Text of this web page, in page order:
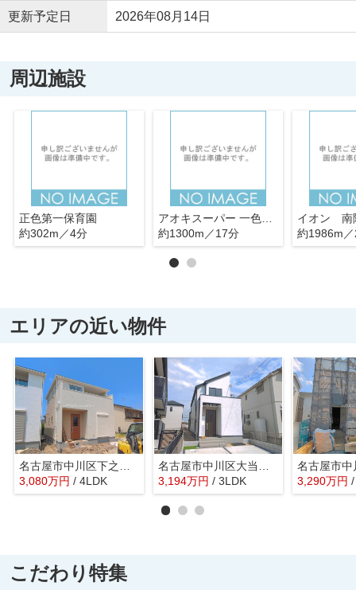
更新予定日 2026年08月14日
周辺施設
正色第一保育園
約302m／4分
アオキスーパー 一色新町店
約1300m／17分
イオン 南
約1986m
エリアの近い物件
3,080万円 / 4LDK
3,194万円 / 3LDK 3,290万円
こだわり特集